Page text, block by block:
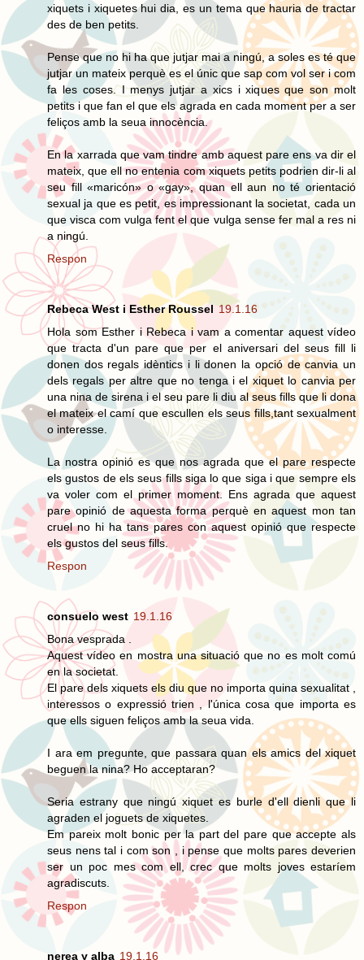
xiquets i xiquetes hui dia, es un tema que hauria de tractar
des de ben petits.
Pense que no hi ha que jutjar mai a ningú, a soles es té que
jutjar un mateix perquè es el únic que sap com vol ser i com
fa les coses. I menys jutjar a xics i xiques que son molt
petits i que fan el que els agrada en cada moment per a ser
feliços amb la seua innocència.
En la xarrada que vam tindre amb aquest pare ens va dir el
mateix, que ell no entenia com xiquets petits podrien dir-li al
seu fill «maricón» o «gay», quan ell aun no té orientació
sexual ja que es petit, es impressionant la societat, cada un
que visca com vulga fent el que vulga sense fer mal a res ni
a ningú.
Respon
Rebeca West i Esther Roussel 19.1.16
Hola som Esther i Rebeca i vam a comentar aquest vídeo
que tracta d'un pare que per el aniversari del seus fill li
donen dos regals idèntics i li donen la opció de canvia un
dels regals per altre que no tenga i el xiquet lo canvia per
una nina de sirena i el seu pare li diu al seus fills que li dona
el mateix el camí que escullen els seus fills,tant sexualment
o interesse.
La nostra opinió es que nos agrada que el pare respecte
els gustos de els seus fills siga lo que siga i que sempre els
va voler com el primer moment. Ens agrada que aquest
pare opinió de aquesta forma perquè en aquest mon tan
cruel no hi ha tans pares con aquest opinió que respecte
els gustos del seus fills.
Respon
consuelo west 19.1.16
Bona vesprada .
Aquest vídeo en mostra una situació que no es molt comú
en la societat.
El pare dels xiquets els diu que no importa quina sexualitat ,
interessos o expressió trien , l'única cosa que importa es
que ells siguen feliços amb la seua vida.
I ara em pregunte, que passara quan els amics del xiquet
beguen la nina? Ho acceptaran?
Seria estrany que ningú xiquet es burle d'ell dienli que li
agraden el joguets de xiquetes.
Em pareix molt bonic per la part del pare que accepte als
seus nens tal i com son , i pense que molts pares deverien
ser un poc mes com ell, crec que molts joves estaríem
agradiscuts.
Respon
nerea y alba 19.1.16